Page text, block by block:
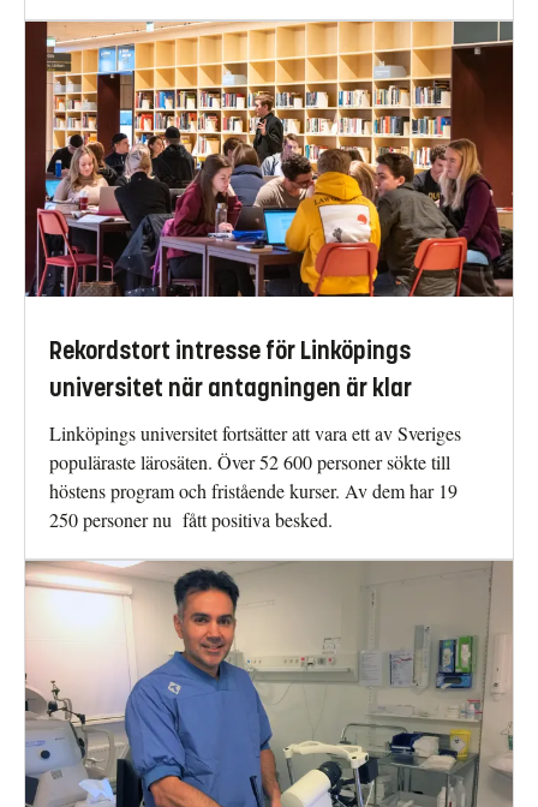
Rekordstort intresse för Linköpings
universitet när antagningen är klar
Linköpings universitet fortsätter att vara ett av Sveriges
populäraste lärosäten. Över 52 600 personer sökte till
höstens program och fristående kurser. Av dem har 19
250 personer nu fått positiva besked.